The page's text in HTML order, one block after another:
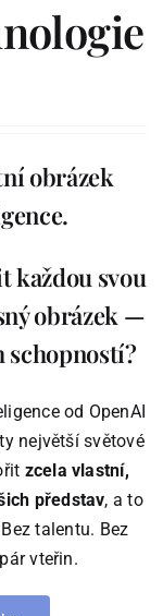
obrázek
každou svou
obrázek —
schopností?
od OpenAI
největší světové
zcela vlastní,
představ, a to
talentu. Bez
vteřin.